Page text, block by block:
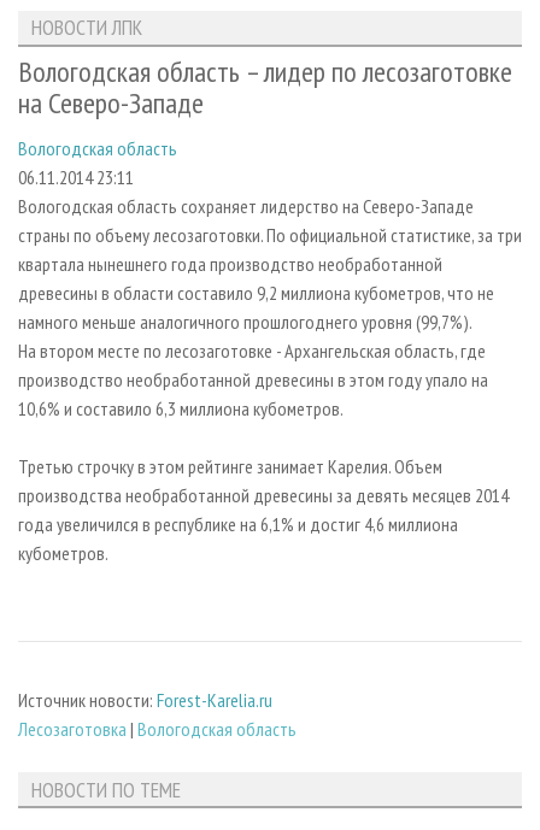
ЛЕСОЗАГОТОВКА
ЛЕСОПИЛЕНИЕ
СУШКА ДРЕВЕСИНЫ
ПРОИЗВОДСТВО ДРЕВЕСНЫХ ПЛИТ
ДЕРЕВЯННОЕ ДОМОСТРОЕНИЕ
ПРОИЗВОДСТВО МЕБЕЛИ
БИОЭНЕРГЕТИКА
ЦБП
ИНСТРУМЕНТ И МАТЕРИАЛЫ
НОВОСТИ ЛПК
НОВОСТИ ЖУРНАЛА
ПРОЕКТЫ ЛПИ
АНАЛИТИКА
ПРЕДПРИЯТИЯ ЛПК
ПЕРСОНЫ
МОБИЛЬНЫЕ ВЫСТАВКИ
ОФИЦИАЛЬНЫЕ ДЕЛЕГАЦИИ
ПРИОРИТЕТНЫЕ ИНВЕСТПРОЕКТЫ
RUSSIAN FORESTRY REVIEW
ГАЗЕТА ЛЕСПРОМФОРУМ
БИБЛИОТЕКА СПЕЦИАЛИСТА
АРХИВ ЖУРНАЛОВ
О ЖУРНАЛЕ
ПОДПИСКА
КОНТАКТЫ
РЕКЛАМОДАТЕЛЯМ
РЕКЛАМА
РЕКЛАМА НА САЙТЕ
НОВОСТИ ЛПК
Вологодская область – лидер по лесозаготовке
на Северо-Западе
Вологодская область
06.11.2014 23:11
Вологодская область сохраняет лидерство на Северо-Западе
страны по объему лесозаготовки. По официальной статистике, за три
квартала нынешнего года производство необработанной
древесины в области составило 9,2 миллиона кубометров, что не
намного меньше аналогичного прошлогоднего уровня (99,7%).
На втором месте по лесозаготовке - Архангельская область, где
производство необработанной древесины в этом году упало на
10,6% и составило 6,3 миллиона кубометров.
Третью строчку в этом рейтинге занимает Карелия. Объем
производства необработанной древесины за девять месяцев 2014
года увеличился в республике на 6,1% и достиг 4,6 миллиона
кубометров.
Источник новости: Forest-Karelia.ru
Лесозаготовка | Вологодская область
НОВОСТИ ПО ТЕМЕ